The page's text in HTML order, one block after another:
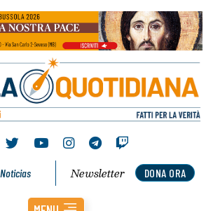
Noticias DONA ORA
Newsletter